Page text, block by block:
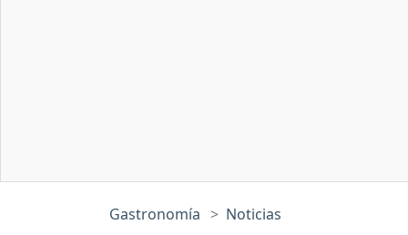
Gastronomía Noticias